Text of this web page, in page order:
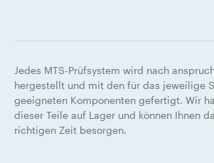
Jedes MTS-Prüfsystem wird nach
hergestellt und mit den für das jeweilige
geeigneten Komponenten gefertigt. Wir
dieser Teile auf Lager und können Ihnen
richtigen Zeit besorgen.